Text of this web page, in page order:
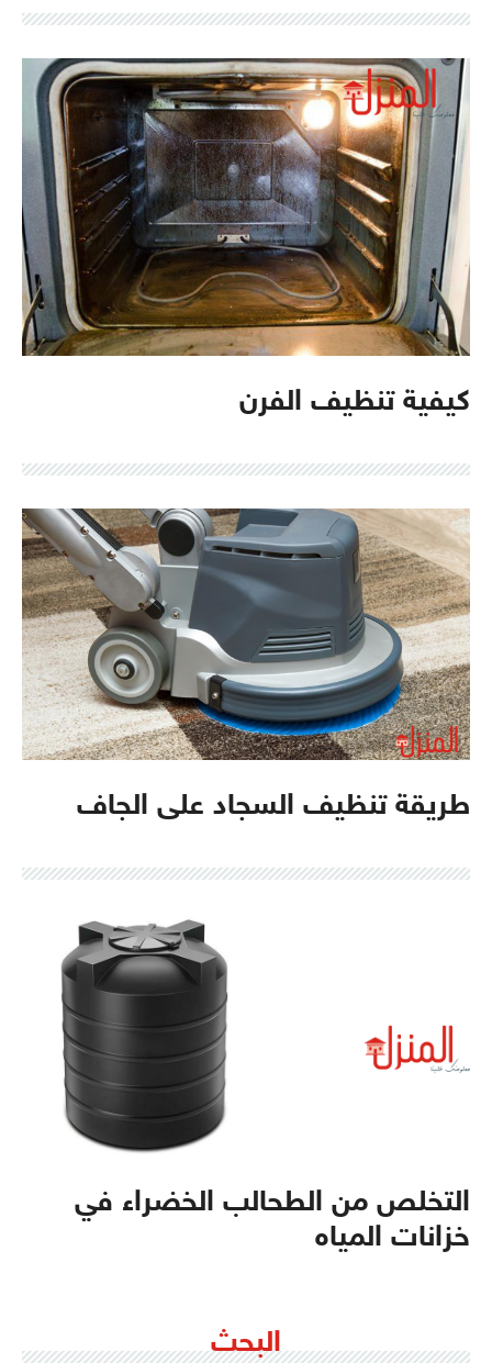
كيفية تنظيف الفرن
طريقة تنظيف السجاد على الجاف
التخلص من الطحالب الخضراء في
خزانات المياه
البحث